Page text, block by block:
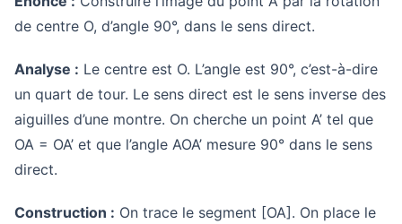
de centre O, d’angle 90°, dans le sens direct.
Analyse : Le centre est O. L’angle est 90°, c’est-à-dire
un quart de tour. Le sens direct est le sens inverse des
aiguilles d’une montre. On cherche un point A’ tel que
OA = OA’ et que l’angle AOA’ mesure 90° dans le sens
direct.
Construction : On trace le segment [OA]. On place le